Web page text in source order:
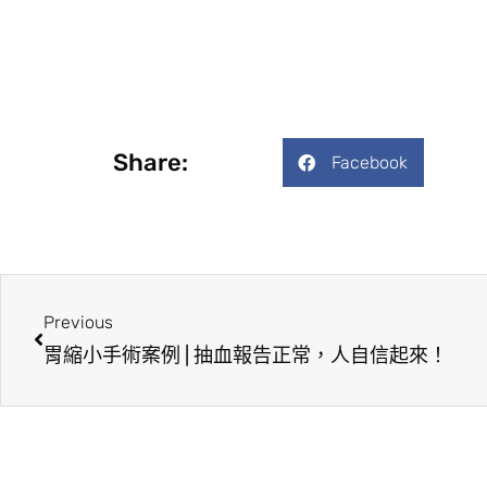
Share: Facebook
Previous
胃縮小手術案例 | 抽血報告正常，人自信起來！